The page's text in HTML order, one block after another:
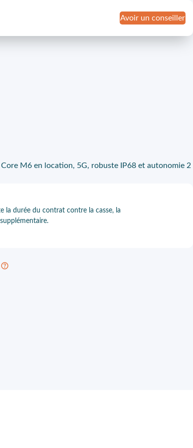
Avoir un conseiller
M6 en location, 5G, robuste IP68 et autonomie 2
la durée du contrat contre la casse, la